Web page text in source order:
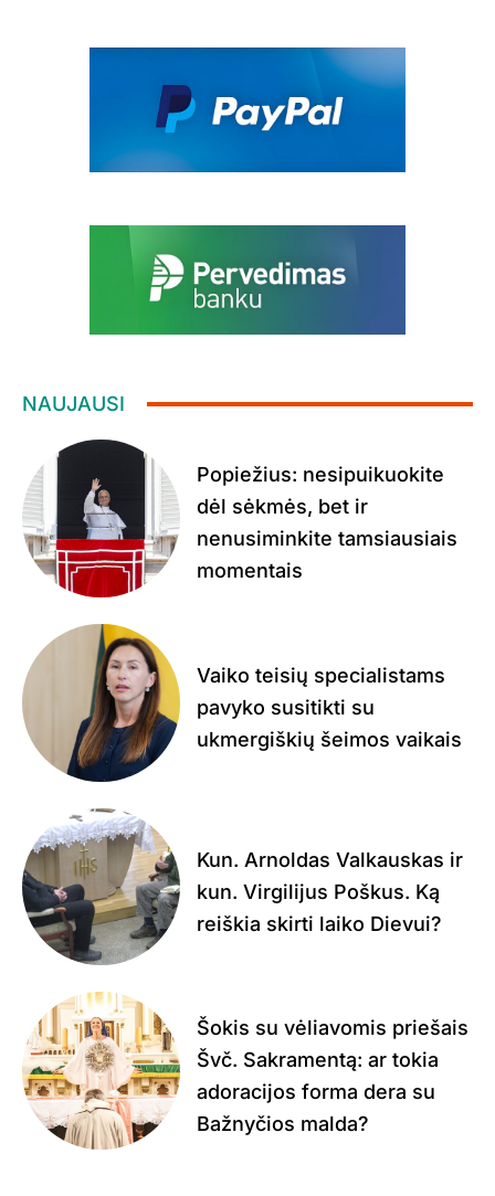
NAUJAUSI
Popiežius: nesipuikuokite
dėl sėkmės, bet ir
nenusiminkite tamsiausiais
momentais
Vaiko teisių specialistams
pavyko susitikti su
ukmergiškių šeimos vaikais
Kun. Arnoldas Valkauskas ir
kun. Virgilijus Poškus. Ką
reiškia skirti laiko Dievui?
Šokis su vėliavomis priešais
Švč. Sakramentą: ar tokia
adoracijos forma dera su
Bažnyčios malda?